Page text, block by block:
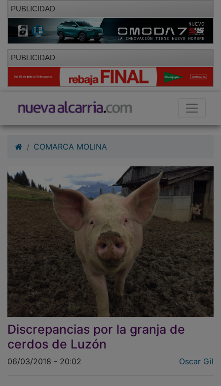
PUBLICIDAD
PUBLICIDAD
Discrepancias por la granja de
cerdos de Luzón